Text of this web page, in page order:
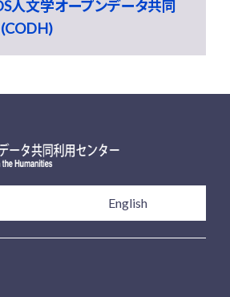
人文学オープンデータ共同
English